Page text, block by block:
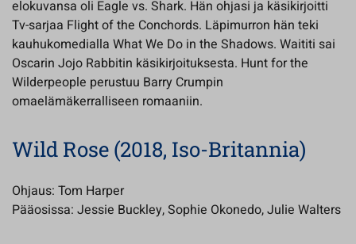
elokuvansa oli Eagle vs. Shark. Hän ohjasi ja käsikirjoitti
Tv-sarjaa Flight of the Conchords. Läpimurron hän teki
kauhukomedialla What We Do in the Shadows. Waititi sai
Oscarin Jojo Rabbitin käsikirjoituksesta. Hunt for the
Wilderpeople perustuu Barry Crumpin
omaelämäkerralliseen romaaniin.
Wild Rose (2018, Iso-Britannia)
Ohjaus: Tom Harper
Pääosissa: Jessie Buckley, Sophie Okonedo, Julie Walters